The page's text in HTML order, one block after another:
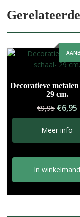
Decoratieve
29 cm.
€9,95
prijs
was:
€9,95.
€6,95
Meer info
In winkelmand